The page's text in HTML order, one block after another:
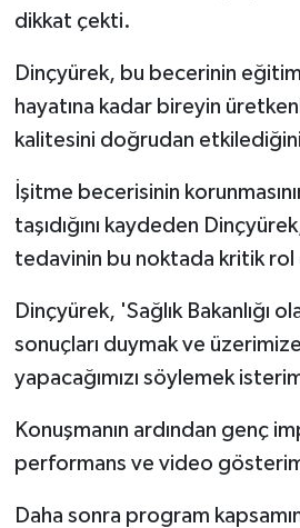
dikkat çekti.
Dinçyürek, bu becerinin
hayatına kadar bireyin
kalitesini doğrudan
İşitme becerisinin
taşıdığını kaydeden
tedavinin bu noktada kritik rol
Dinçyürek, 'Sağlık Bakanlığı
sonuçları duymak ve
yapacağımızı söylemek
Konuşmanın ardından genç
performans ve video
Daha sonra program